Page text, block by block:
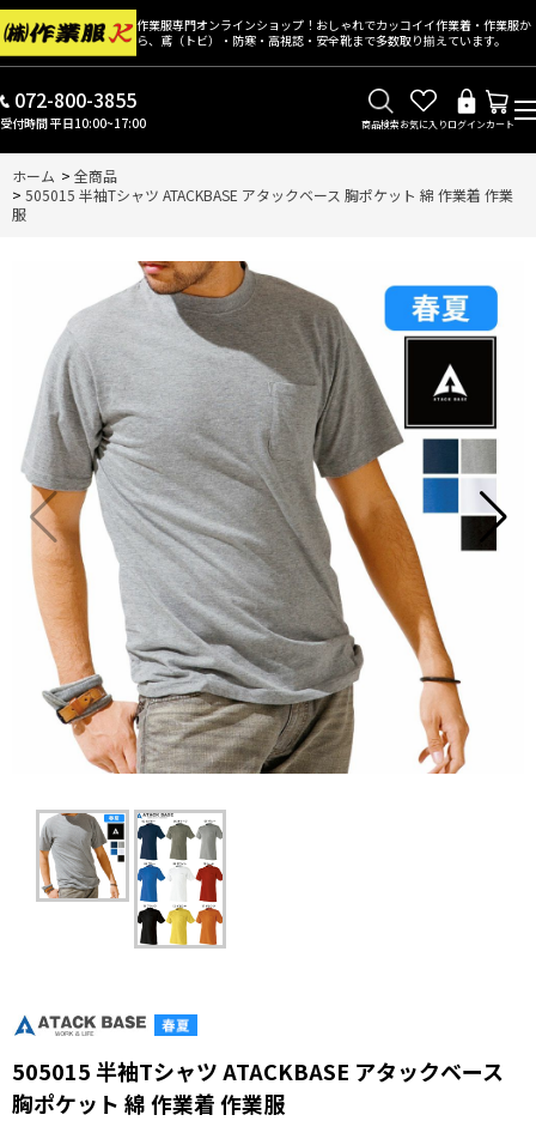
作業服専門オンラインショップ！おしゃれでカッコイイ作業着・作業服か
ら、鳶（トビ）・防寒・高視認・安全靴まで多数取り揃えています。
072-800-3855
受付時間 平日10:00~17:00 商品検索お気に入りログインカート
ホーム > 全商品
> 505015 半袖Tシャツ ATACKBASE アタックベース 胸ポケット 綿 作業着 作業
服
505015 半袖Tシャツ ATACKBASE アタックベース
胸ポケット 綿 作業着 作業服